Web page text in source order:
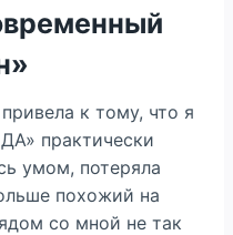
к тому, что я
практически
умом, потеряла
похожий на
со мной не так